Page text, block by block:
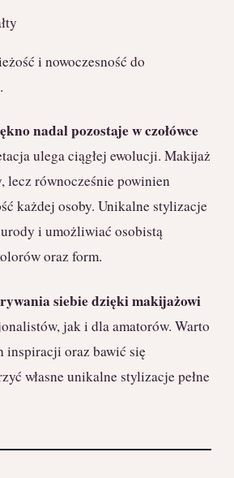
i nowoczesność do
nadal pozostaje w czołówce
ulega ciągłej ewolucji. Makijaż
lecz równocześnie powinien
każdej osoby. Unikalne stylizacje
i umożliwiać osobistą
oraz form.
siebie dzięki makijażowi
jak i dla amatorów. Warto
inspiracji oraz bawić się
własne unikalne stylizacje pełne